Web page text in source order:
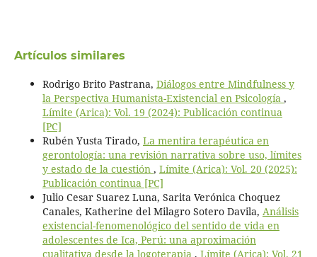
Artículos similares
Rodrigo Brito Pastrana, Diálogos entre Mindfulness y
la Perspectiva Humanista-Existencial en Psicología ,
Límite (Arica): Vol. 19 (2024): Publicación continua
[PC]
Rubén Yusta Tirado, La mentira terapéutica en
gerontología: una revisión narrativa sobre uso, límites
y estado de la cuestión , Límite (Arica): Vol. 20 (2025):
Publicación continua [PC]
Julio Cesar Suarez Luna, Sarita Verónica Choquez
Canales, Katherine del Milagro Sotero Davila, Análisis
existencial-fenomenológico del sentido de vida en
adolescentes de Ica, Perú: una aproximación
cualitativa desde la logoterapia , Límite (Arica): Vol. 21